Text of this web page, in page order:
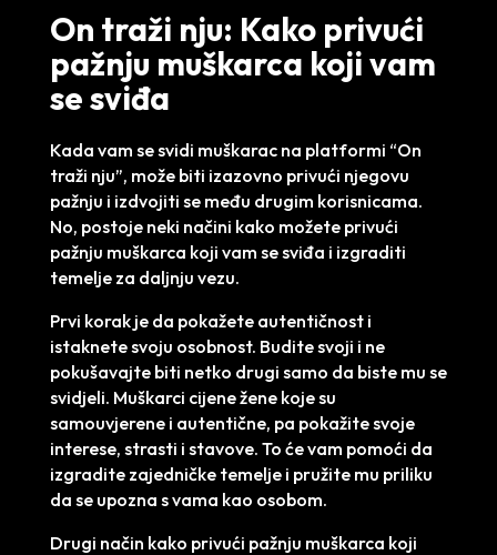
On traži nju: Kako privući
pažnju muškarca koji vam
se sviđa
Kada vam se svidi muškarac na platformi “On
traži nju”, može biti izazovno privući njegovu
pažnju i izdvojiti se među drugim korisnicama.
No, postoje neki načini kako možete privući
pažnju muškarca koji vam se sviđa i izgraditi
temelje za daljnju vezu.
Prvi korak je da pokažete autentičnost i
istaknete svoju osobnost. Budite svoji i ne
pokušavajte biti netko drugi samo da biste mu se
svidjeli. Muškarci cijene žene koje su
samouvjerene i autentične, pa pokažite svoje
interese, strasti i stavove. To će vam pomoći da
izgradite zajedničke temelje i pružite mu priliku
da se upozna s vama kao osobom.
Drugi način kako privući pažnju muškarca koji